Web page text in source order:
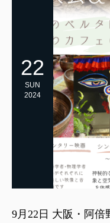
22
SUN
2024
9月22日 大阪・阿